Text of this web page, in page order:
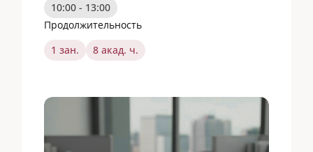
10:00 - 13:00
Продолжительность
1 зан.
8 акад. ч.